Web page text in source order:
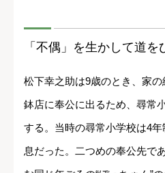
「不偶」を生かして道
松下幸之助は9歳のとき、家
鉢店に奉公に出るため、尋常
する。当時の尋常小学校は4
息だった。二つめの奉公先で